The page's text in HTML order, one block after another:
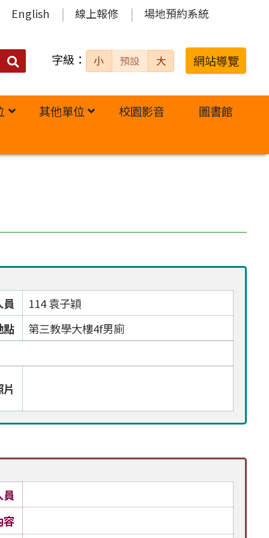
English 線上報修 場地預約系統
搜
字級： 小 預設 大 網站導覽
其他單位 校園影音 圖書館
員
114 袁子穎
點
第三教學大樓4f男廁
容